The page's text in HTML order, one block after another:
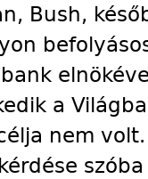
Bush,
a
nem